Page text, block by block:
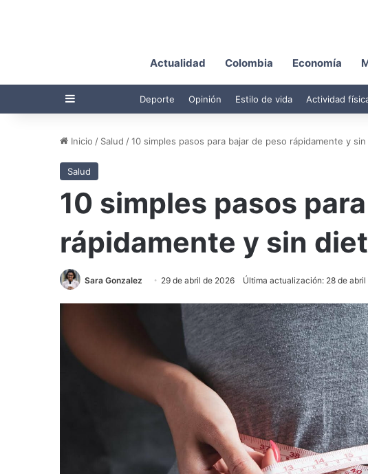
Actualidad Colombia Economía
Barra lateral Deporte Opinión Estilo de vida Actividad
Inicio / Salud /10 simples pasos para bajar de peso rápidamente y
Salud
10 simples pasos
rápidamente y sin
Sara Gonzalez 29 de abril de 2026 Última actualización: 28 de